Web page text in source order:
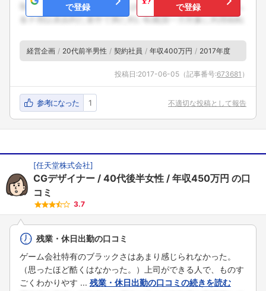
で登録
で登録
経営企画 20代前半男性 契約社員 年収400万円 2017年度
投稿日:2017-06-05 （記事番号:673681 ）
参考になった 1 不適切な投稿として報告
[任天堂株式会社]
CGデザイナー 40代後半女性 年収450万円 の口
コミ
3.7
残業・休日出勤の口コミ
ゲーム会社特有のブラックさはあまり感じられなかった。
（思ったほど酷くはなかった。）上司ができる人で、ものす
ごくわかりやす ... 残業・休日出勤の口コミの続きを読む